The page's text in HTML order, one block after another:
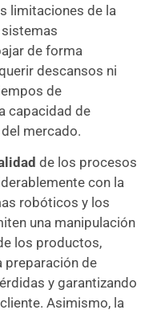
limitaciones de la
de forma
descansos ni
de
capacidad de
mercado.
de los procesos
con la
robóticos y los
una manipulación
los productos,
preparación de
y garantizando
Asimismo, la